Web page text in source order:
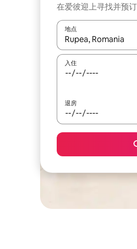
在爱彼迎上寻找并预
地点
如有搜索结果，请使
入住
退房